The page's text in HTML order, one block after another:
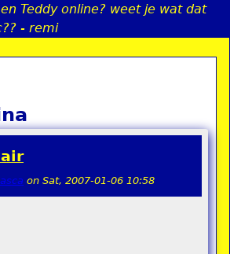
to navigation
Teddy online? weet je wat dat
- remi
on Sat, 2007-01-06 10:58